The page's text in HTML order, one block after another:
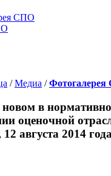
СПО
/ Медиа /
в
оценочной
августа 2014 года